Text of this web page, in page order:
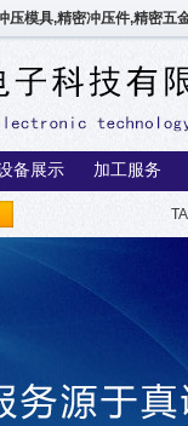
压模具,精密冲压件,精密五
备展示 加工服务